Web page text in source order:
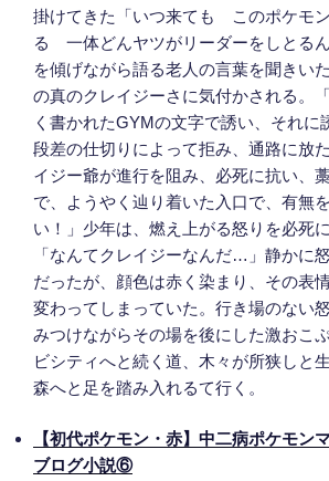
掛けてきた「いつ来ても このポケモ
る 一体どんヤツがリーダーをしとる
を傾げながら語る老人の言葉を聞きい
の真のクレイジーさに気付かされる。
く書かれたGYMの文字で誘い、それに
段差の仕切りによって拒み、通路に放
イジー爺が進行を阻み、必死に抗い、
で、ようやく辿り着いた入口で、有無
い！」少年は、燃え上がる怒りを必死
「なんてクレイジーなんだ…」静かに
だったが、顔色は赤く染まり、その表
変わってしまっていた。行き場のない
みつけながらその場を後にした激おこ
ビシティへと続く道、木々が所狭しと
森へと足を踏み入れるて行く。
【初代ポケモン・赤】中二病ポケモン
ブログ小説⑥